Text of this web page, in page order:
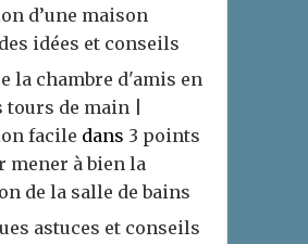
d’une maison
idées et conseils
la chambre d'amis en
tours de main |
facile dans 3 points
mener à bien la
de la salle de bains
astuces et conseils